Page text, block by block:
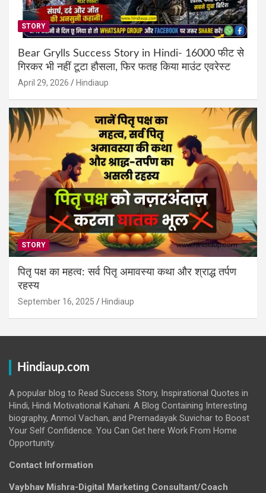
STORY
Bear Grylls Success Story in Hindi- 16000 फीट से
गिरकर भी नहीं टूटा हौसला, फिर फतह किया माउंट एवरेस्ट
April 29, 2026 Hindiaup
STORY
पितृ पक्ष का महत्व: सर्व पितृ अमावस्या कथा और श्राद्ध तर्पण
रहस्य
September 16, 2025 Hindiaup
Hindiaup.com
A popular blog to Read Success Story, Inspirational Quotes in
Hindi, Hindi Motivational Kahani. A Blog Containing Interesting
biography, Anmol Vachan, and Prernadayak Suvichar to Boost
Your Self Confidence. You Can Get here Work From Home
Opportunity.
Contact Information
Vaybhav Mishra-Digital Marketing Consultant/Coach